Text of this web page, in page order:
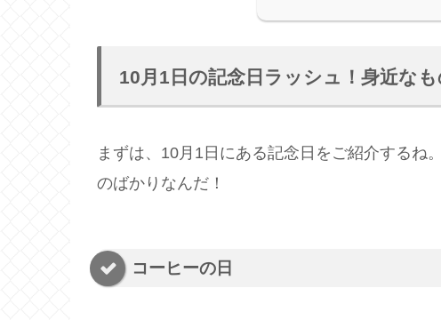
10月1日の記念日ラッシュ！身近な
まずは、10月1日にある記念日をご紹介するね
のばかりなんだ！
コーヒーの日